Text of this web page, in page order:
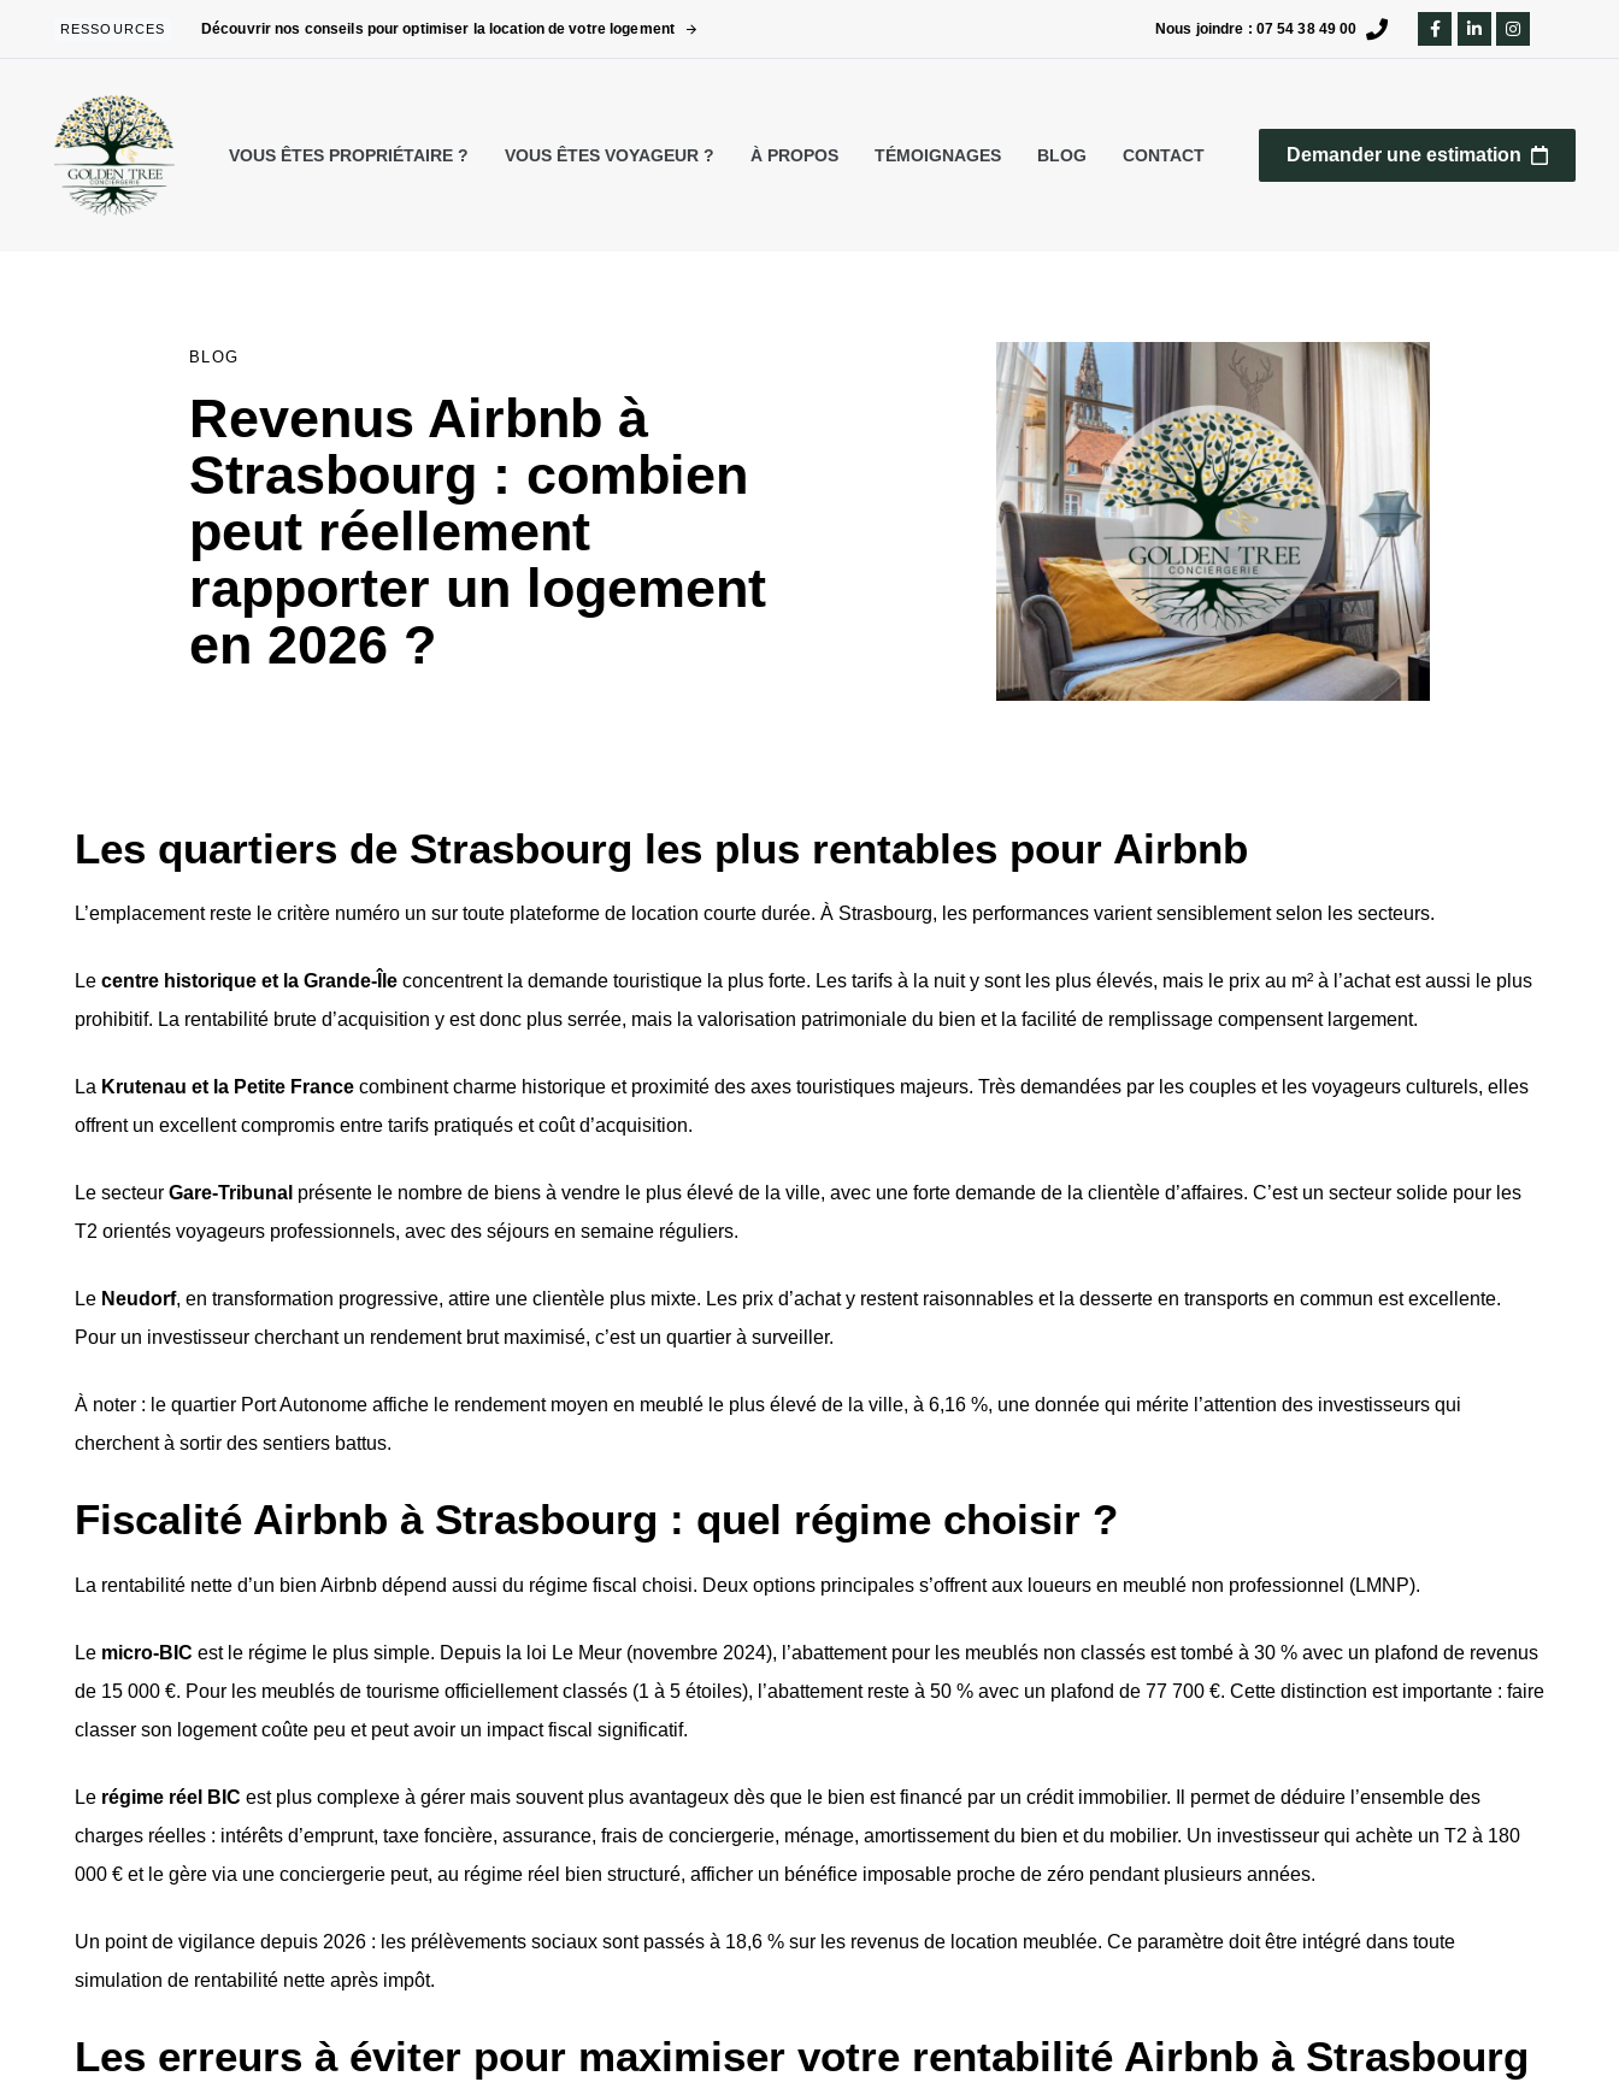
RESSOURCES Découvrir nos conseils pour optimiser la location de votre logement Nous joindre : 07 54 38 49 00
VOUS ÊTES PROPRIÉTAIRE ? VOUS ÊTES VOYAGEUR ? À PROPOS TÉMOIGNAGES BLOG CONTACT Demander une estimation
BLOG
Revenus Airbnb à
Strasbourg : combien
peut réellement
rapporter un logement
en 2026 ?
Les quartiers de Strasbourg les plus rentables pour Airbnb
L’emplacement reste le critère numéro un sur toute plateforme de location courte durée. À Strasbourg, les performances varient sensiblement selon les secteurs.
Le centre historique et la Grande-Île concentrent la demande touristique la plus forte. Les tarifs à la nuit y sont les plus élevés, mais le prix au m² à l’achat est aussi le plus
prohibitif. La rentabilité brute d’acquisition y est donc plus serrée, mais la valorisation patrimoniale du bien et la facilité de remplissage compensent largement.
La Krutenau et la Petite France combinent charme historique et proximité des axes touristiques majeurs. Très demandées par les couples et les voyageurs culturels, elles
offrent un excellent compromis entre tarifs pratiqués et coût d’acquisition.
Le secteur Gare-Tribunal présente le nombre de biens à vendre le plus élevé de la ville, avec une forte demande de la clientèle d’affaires. C’est un secteur solide pour les
T2 orientés voyageurs professionnels, avec des séjours en semaine réguliers.
Le Neudorf, en transformation progressive, attire une clientèle plus mixte. Les prix d’achat y restent raisonnables et la desserte en transports en commun est excellente.
Pour un investisseur cherchant un rendement brut maximisé, c’est un quartier à surveiller.
À noter : le quartier Port Autonome affiche le rendement moyen en meublé le plus élevé de la ville, à 6,16 %, une donnée qui mérite l’attention des investisseurs qui
cherchent à sortir des sentiers battus.
Fiscalité Airbnb à Strasbourg : quel régime choisir ?
La rentabilité nette d’un bien Airbnb dépend aussi du régime fiscal choisi. Deux options principales s’offrent aux loueurs en meublé non professionnel (LMNP).
Le micro-BIC est le régime le plus simple. Depuis la loi Le Meur (novembre 2024), l’abattement pour les meublés non classés est tombé à 30 % avec un plafond de revenus
de 15 000 €. Pour les meublés de tourisme officiellement classés (1 à 5 étoiles), l’abattement reste à 50 % avec un plafond de 77 700 €. Cette distinction est importante : faire
classer son logement coûte peu et peut avoir un impact fiscal significatif.
Le régime réel BIC est plus complexe à gérer mais souvent plus avantageux dès que le bien est financé par un crédit immobilier. Il permet de déduire l’ensemble des
charges réelles : intérêts d’emprunt, taxe foncière, assurance, frais de conciergerie, ménage, amortissement du bien et du mobilier. Un investisseur qui achète un T2 à 180
000 € et le gère via une conciergerie peut, au régime réel bien structuré, afficher un bénéfice imposable proche de zéro pendant plusieurs années.
Un point de vigilance depuis 2026 : les prélèvements sociaux sont passés à 18,6 % sur les revenus de location meublée. Ce paramètre doit être intégré dans toute
simulation de rentabilité nette après impôt.
Les erreurs à éviter pour maximiser votre rentabilité Airbnb à Strasbourg